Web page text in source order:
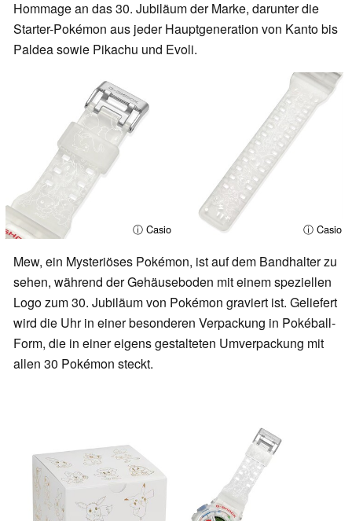
Hommage an das 30. Jubiläum der Marke, darunter die
Starter-Pokémon aus jeder Hauptgeneration von Kanto bis
Paldea sowie Pikachu und Evoli.
ⓘ Casio ⓘ Casio
Mew, ein Mysteriöses Pokémon, ist auf dem Bandhalter zu
sehen, während der Gehäuseboden mit einem speziellen
Logo zum 30. Jubiläum von Pokémon graviert ist. Geliefert
wird die Uhr in einer besonderen Verpackung in Pokéball-
Form, die in einer eigens gestalteten Umverpackung mit
allen 30 Pokémon steckt.